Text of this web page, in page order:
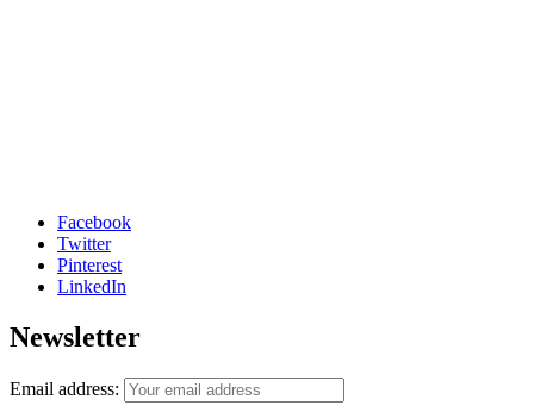
Facebook
Twitter
Pinterest
LinkedIn
Newsletter
Email address: